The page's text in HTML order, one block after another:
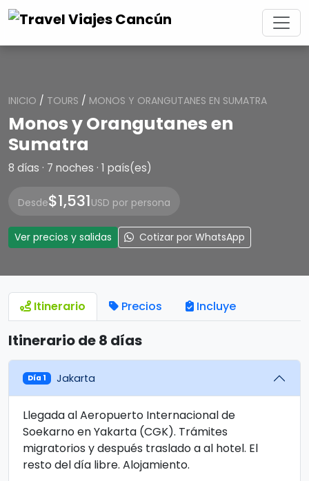
INICIO / TOURS / MONOS Y ORANGUTANES EN SUMATRA
Monos y Orangutanes en
Sumatra
8 días · 7 noches · 1 país(es)
Desde$1,531USD por persona
Ver precios y salidas Cotizar por WhatsApp
Itinerario Precios Incluye
Itinerario de 8 días
Día 1 Jakarta
Llegada al Aeropuerto Internacional de
Soekarno en Yakarta (CGK). Trámites
migratorios y después traslado a al hotel. El
resto del día libre. Alojamiento.